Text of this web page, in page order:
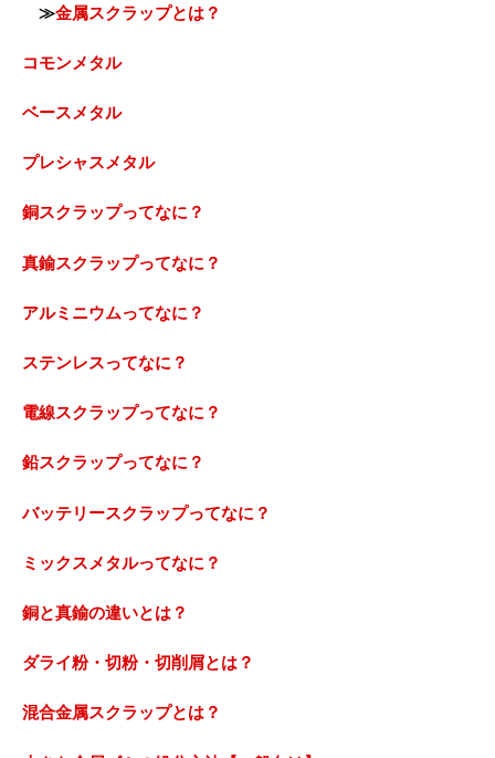
≫金属スクラップとは？
コモンメタル
ベースメタル
プレシャスメタル
銅スクラップってなに？
真鍮スクラップってなに？
アルミニウムってなに？
ステンレスってなに？
電線スクラップってなに？
鉛スクラップってなに？
バッテリースクラップってなに？
ミックスメタルってなに？
銅と真鍮の違いとは？
ダライ粉・切粉・切削屑とは？
混合金属スクラップとは？